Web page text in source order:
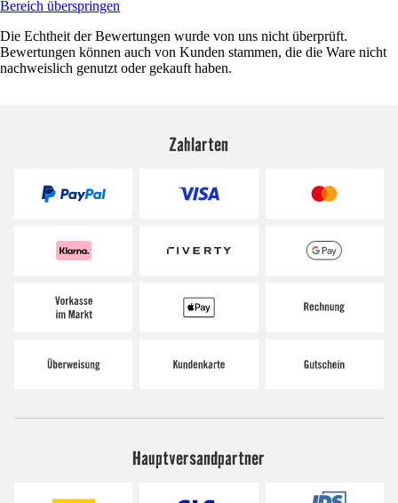
Bereich überspringen
Die Echtheit der Bewertungen wurde von uns nicht überprüft.
Bewertungen können auch von Kunden stammen, die die Ware nicht
nachweislich genutzt oder gekauft haben.
Zahlarten
Hauptversandpartner